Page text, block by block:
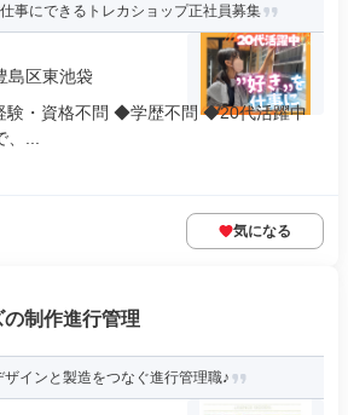
事にできるトレカショップ正社員募集
島区東池袋
験・資格不問 ◆学歴不問 ◆20代活躍中
...
気になる
制作進行管理
ザインと製造をつなぐ進行管理職♪